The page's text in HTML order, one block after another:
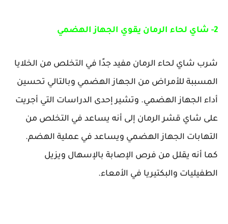
2- شاي لحاء الرمان يقوي الجهاز الهضمي
شرب شاي لحاء الرمان مفيد جدًا في التخلص من الخلايا
المسببة للأمراض من الجهاز الهضمي وبالتالي تحسين
أداء الجهاز الهضمي. وتشير إحدى الدراسات التي أجريت
على شاي قشر الرمان إلى أنه يساعد في التخلص من
التهابات الجهاز الهضمي ويساعد في عملية الهضم.
كما أنه يقلل من فرص الإصابة بالإسهال ويزيل
الطفيليات والبكتيريا في الأمعاء.